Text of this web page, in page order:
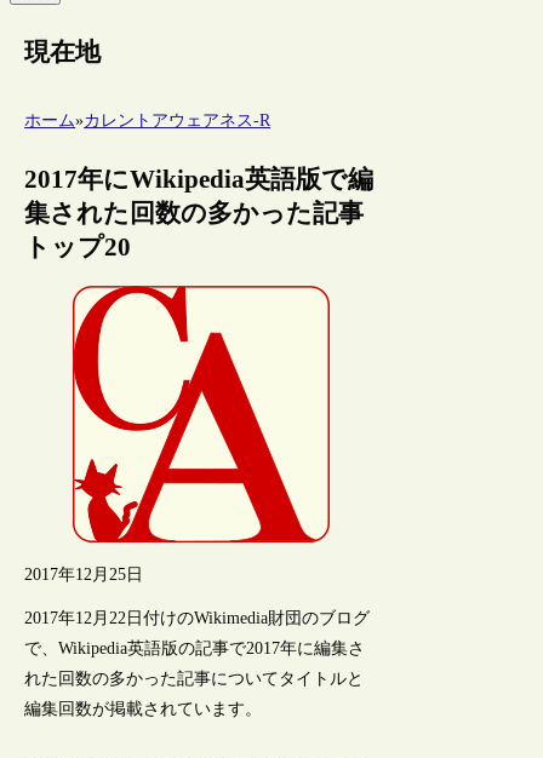
現在地
ホーム»カレントアウェアネス-R
2017年にWikipedia英語版で編
集された回数の多かった記事
トップ20
2017年12月25日
2017年12月22日付けのWikimedia財団のブログ
で、Wikipedia英語版の記事で2017年に編集さ
れた回数の多かった記事についてタイトルと
編集回数が掲載されています。